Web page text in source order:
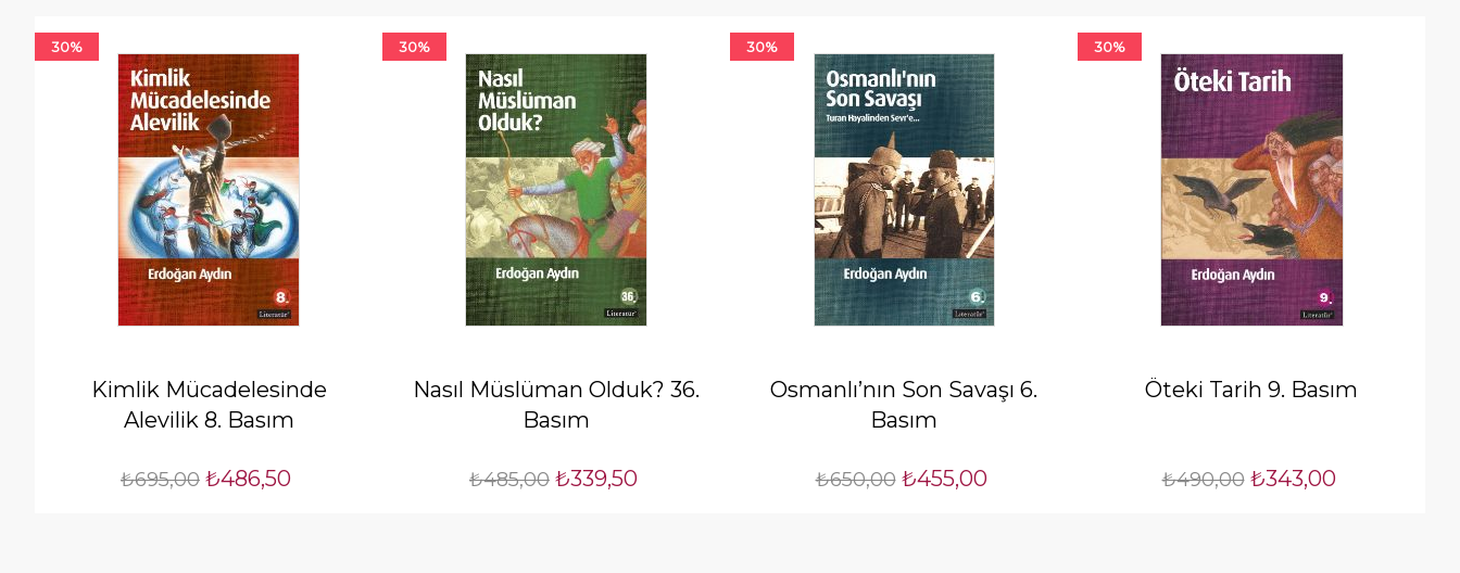
30%
Kimlik Mücadelesinde
Alevilik 8. Basım
₺695,00 ₺486,50
30%
Nasıl Müslüman Olduk? 36.
Basım
₺485,00 ₺339,50
30%
Osmanlı’nın Son Savaşı 6.
Basım
₺650,00 ₺455,00
30%
Öteki Tarih 9. Basım
₺490,00 ₺343,00